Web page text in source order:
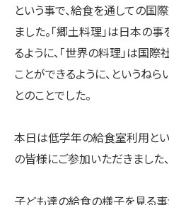
という事で、給食を通しての国
ました。「郷土料理」は日本の
るように、「世界の料理」は国
ことができるように、というね
とのことでした。
本日は低学年の給食室利用と
の皆様にご参加いただきました
子ども達の給食の様子を見る